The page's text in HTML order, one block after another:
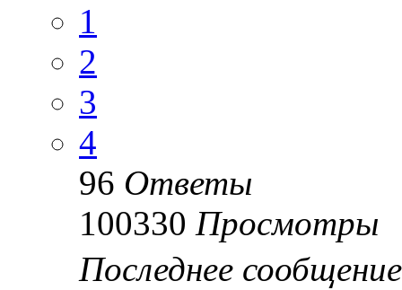
1
2
3
4
96 Ответы
100330 Просмотры
Последнее